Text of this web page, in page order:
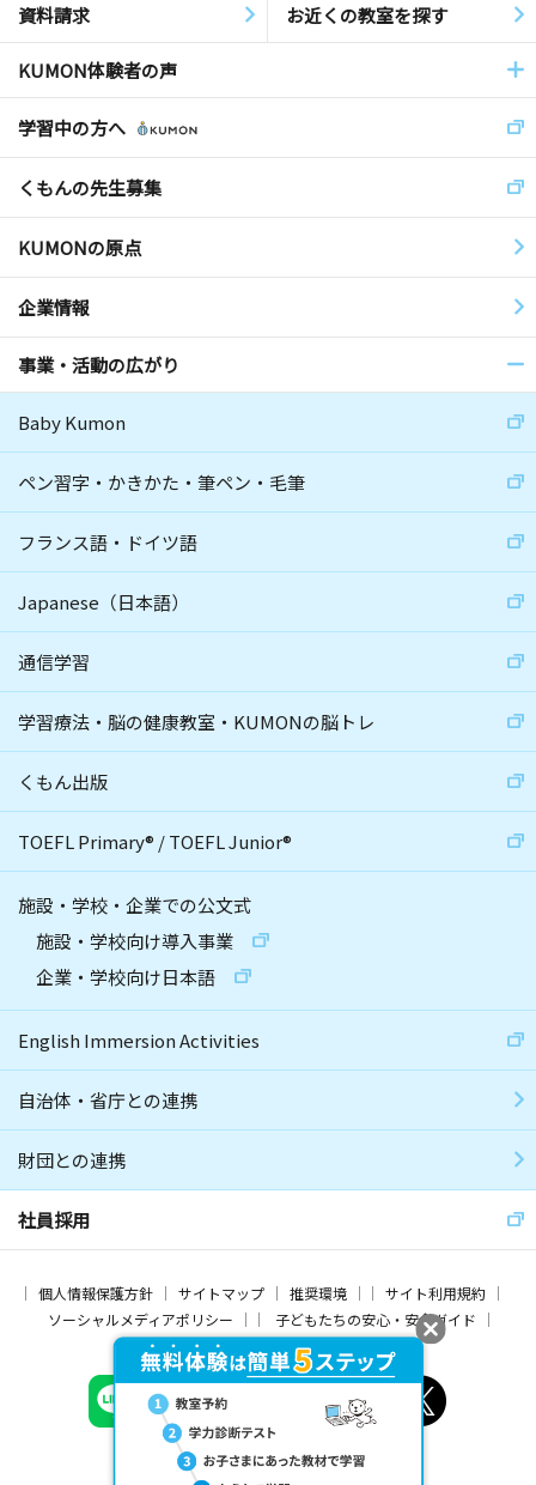
資料請求 お近くの教室を探す
KUMON体験者の声
学習中の方へ
くもんの先生募集
KUMONの原点
企業情報
事業・活動の広がり
Baby Kumon
ペン習字・かきかた・筆ペン・毛筆
フランス語・ドイツ語
Japanese（日本語）
通信学習
学習療法・脳の健康教室・KUMONの脳トレ
くもん出版
TOEFL Primary® /TOEFL Junior®
施設・学校・企業での公文式
施設・学校向け導入事業
企業・学校向け日本語
English Immersion Activities
自治体・省庁との連携
財団との連携
社員採用
個人情報保護方針 サイトマップ 推奨環境
サイト利用規約
ソーシャルメディアポリシー
子どもたちの安心・安全ガイド